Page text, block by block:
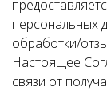
персональных
обработки/
Настоящее
связи от